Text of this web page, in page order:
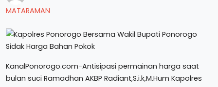
MATARAMAN
KanalPonorogo.com-Antisipasi permainan harga saat
bulan suci Ramadhan AKBP Radiant,S.i.k,M.Hum Kapolres